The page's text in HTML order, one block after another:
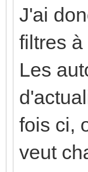
leu'))
J'ai
filtres à
Les
fois ci,
veut